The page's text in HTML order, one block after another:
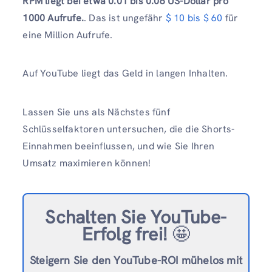
1000 Aufrufe.. Das ist ungefähr $ 10 bis $ 60 für
eine Million Aufrufe.
Auf YouTube liegt das Geld in langen Inhalten.
Lassen Sie uns als Nächstes fünf
Schlüsselfaktoren untersuchen, die die Shorts-
Einnahmen beeinflussen, und wie Sie Ihren
Umsatz maximieren können!
Schalten Sie YouTube-
Erfolg frei! 🤩
Steigern Sie den YouTube-ROI mühelos mit